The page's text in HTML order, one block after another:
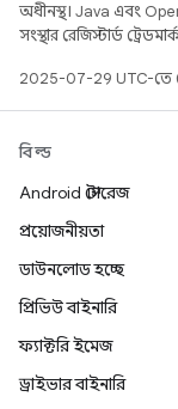
অধীনস্থ। Java এবং
সংস্থার রেজিস্টার্ড
2025-07-29 UTC-তে
বিল্ড
Android স্টোরেজ
প্রয়োজনীয়তা
ডাউনলোড হচ্ছে
প্রিভিউ বাইনারি
ফ্যাক্টরি ইমেজ
ড্রাইভার বাইনারি